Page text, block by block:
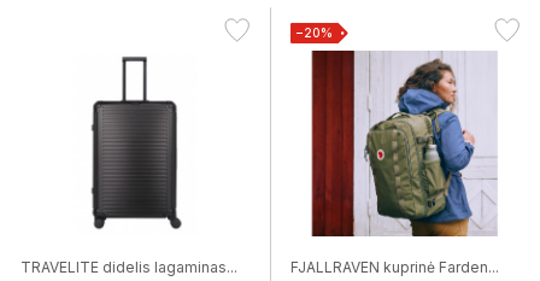
TRAVELITE didelis lagaminas...
−20%
FJALLRAVEN kuprinė Farden...